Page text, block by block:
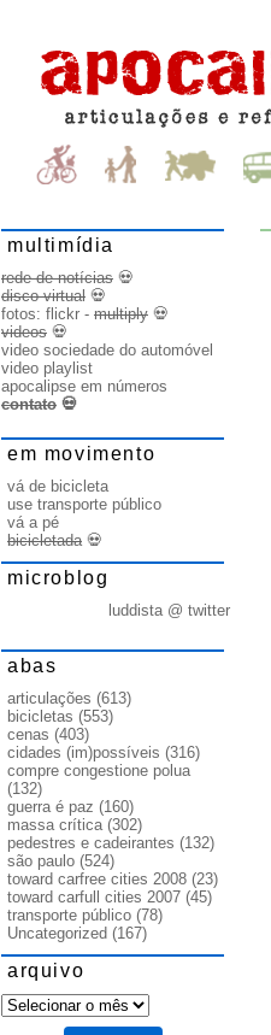
multimídia
rede de notícias 💀
disco virtual 💀
fotos: flickr - multiply 💀
videos 💀
video sociedade do automóvel
video playlist
apocalipse em números
contato 💀
em movimento
vá de bicicleta
use transporte público
vá a pé
bicicletada💀
microblog
luddista @ twitter
abas
articulações (613)
bicicletas (553)
cenas (403)
cidades (im)possíveis (316)
compre congestione polua
(132)
guerra é paz (160)
massa crítica(302)
pedestres e cadeirantes (132)
são paulo (524)
toward carfree cities 2008 (23)
toward carfull cities 2007 (45)
transporte público (78)
Uncategorized (167)
arquivo
arquivo